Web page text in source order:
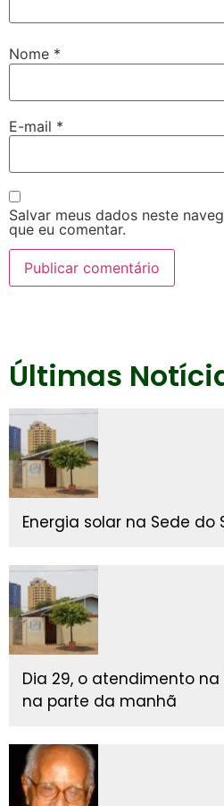
Nome *
E-mail *
Salvar meus dados neste
que eu comentar.
Últimas
Energia solar na Sede do
Dia 29, o atendimento na
na parte da manhã